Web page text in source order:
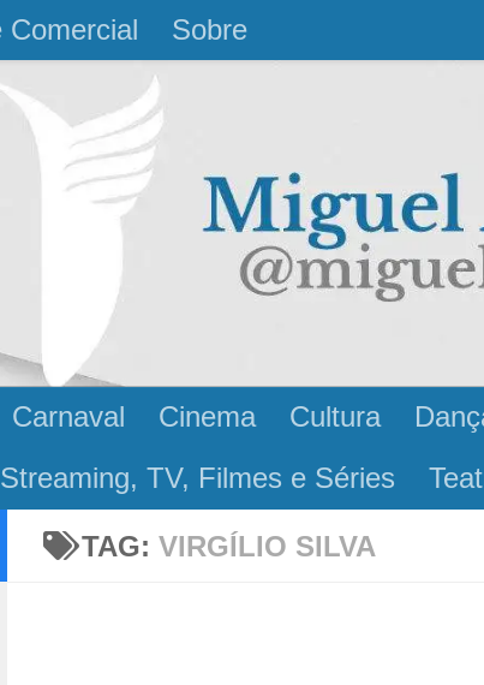
Comercial Sobre
Carnaval Cinema Cultura
Streaming, TV, Filmes e Séries
TAG: VIRGÍLIO SILVA